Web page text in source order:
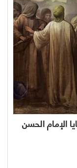
الإمام الحسن